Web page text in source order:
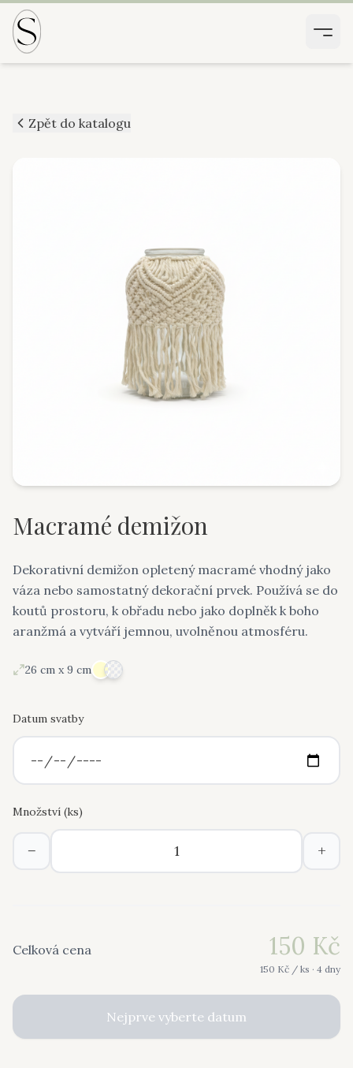
Zpět do katalogu
Macramé demižon
Dekorativní demižon opletený macramé vhodný jako
váza nebo samostatný dekorační prvek. Používá se do
koutů prostoru, k obřadu nebo jako doplněk k boho
aranžmá a vytváří jemnou, uvolněnou atmosféru.
26 cm x 9 cm
Datum svatby
Množství (ks)
− +
Celková cena 150 Kč
150 Kč / ks · 4 dny
Nejprve vyberte datum